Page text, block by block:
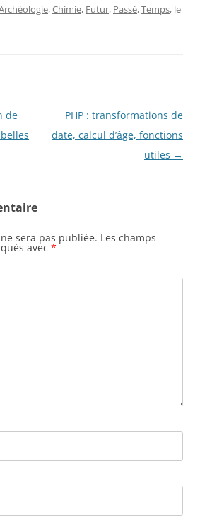
,Chimie, Futur, Passé,Temps, le
de
PHP : transformations de
date, calcul d’âge, fonctions
utiles →
sera pas publiée. Les champs
avec *